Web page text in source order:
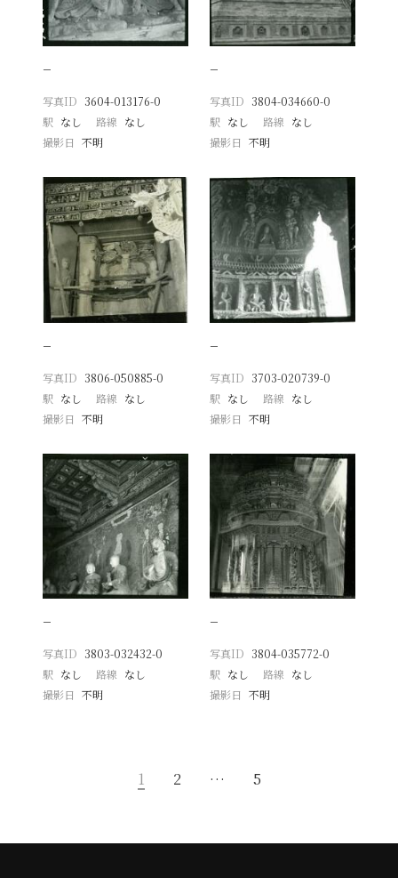
−
写真ID 3604-013176-0
駅 なし 路線 なし
撮影日
不明
−
写真ID 3804-034660-0
駅 なし 路線 なし
撮影日 不明
−
写真ID 3806-050885-0
駅 なし 路線 なし
撮影日
不明
−
写真ID 3703-020739-0
駅 なし 路線 なし
撮影日 不明
−
写真ID 3803-032432-0
駅 なし 路線 なし
撮影日
不明
−
写真ID 3804-035772-0
駅 なし 路線 なし
撮影日 不明
1 2 … 5